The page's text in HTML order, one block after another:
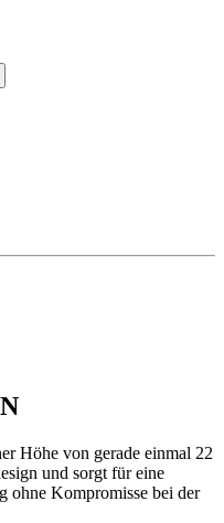
Höhe von gerade einmal 22
und sorgt für eine
ohne Kompromisse bei der